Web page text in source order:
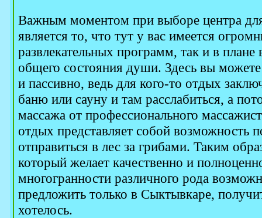
Важным моментом при выборе центра
является то, что тут у вас имеется
развлекательных программ, так и в плане
общего состояния души. Здесь вы можете
и пассивно, ведь для кого-то отдых
баню или сауну и там расслабиться, а
массажа от профессионального
отдых представляет собой возможность
отправиться в лес за грибами. Таким
который желает качественно и
многогранности различного рода
предложить только в Сыктывкаре,
хотелось.